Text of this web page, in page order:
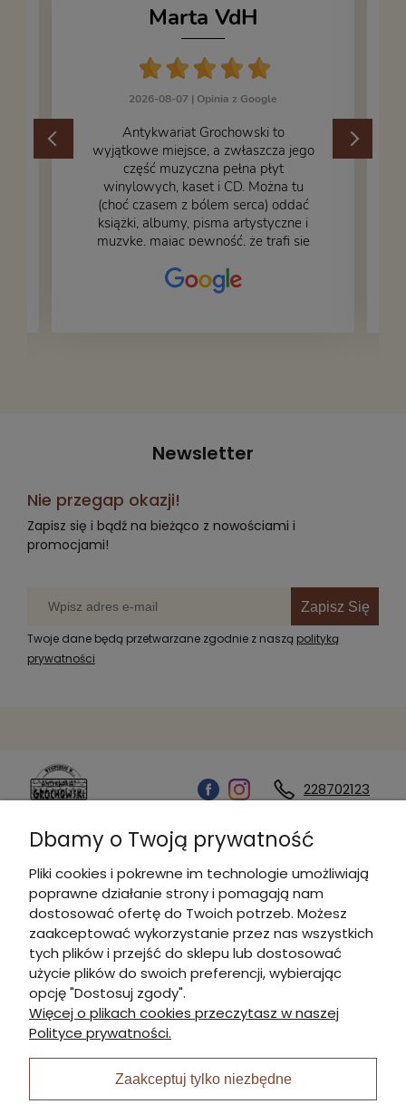
Marta VdH
2026-08-07 | Opinia z Google
​Antykwariat Grochowski to
wyjątkowe miejsce, a zwłaszcza jego
część muzyczna pełna płyt
winylowych, kaset i CD. Można tu
(choć czasem z bólem serca) oddać
książki, albumy, pisma artystyczne i
muzykę, mając pewność, że trafi się
– nasze książki w trakcie
przepakowywania. Część oddaliśmy
Newsletter
Nie przegap okazji!
Zapisz się i bądź na bieżąco z nowościami i
promocjami!
Zapisz Się
Twoje dane będą przetwarzane zgodnie z naszą polityką
prywatności
228702123
Kontakt
Informacje
Płatności i dostawa
Moje konto
I Nagroda w plabiscycie:
Dbamy o Twoją prywatność
Pliki cookies i pokrewne im technologie umożliwiają
poprawne działanie strony i pomagają nam
dostosować ofertę do Twoich potrzeb. Możesz
zaakceptować wykorzystanie przez nas wszystkich
tych plików i przejść do sklepu lub dostosować
użycie plików do swoich preferencji, wybierając
opcję "Dostosuj zgody".
Więcej o plikach cookies przeczytasz w naszej
Polityce prywatności.
Zaakceptuj tylko niezbędne